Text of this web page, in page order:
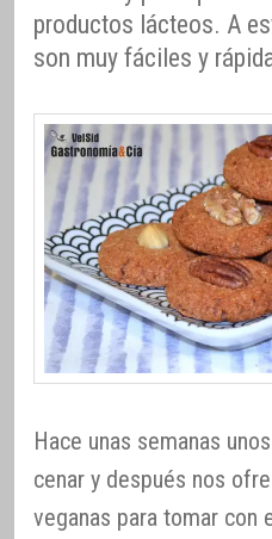
productos lácteos. A
son muy fáciles y
Hace unas semanas
cenar y después nos
veganas para tomar con